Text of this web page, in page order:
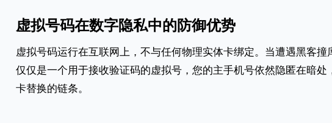
虚拟号码在数字隐私中的防御优势
虚拟号码运行在互联网上，不与任何物理实体卡绑定。当遭遇黑客
仅仅是一个用于接收验证码的虚拟号，您的主手机号依然隐匿在暗
卡替换的链条。